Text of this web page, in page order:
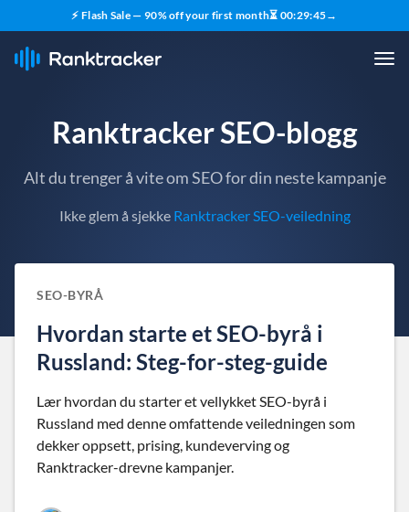
⚡ Flash Sale — 90% off your first month⏳ 00:29:44→
Ranktracker SEO-blogg
Alt du trenger å vite om SEO for din neste kampanje
Ikke glem å sjekke Ranktracker SEO-veiledning
SEO-BYRÅ
Hvordan starte et SEO-byrå i
Russland: Steg-for-steg-guide
Lær hvordan du starter et vellykket SEO-byrå i
Russland med denne omfattende veiledningen som
dekker oppsett, prising, kundeverving og
Ranktracker-drevne kampanjer.